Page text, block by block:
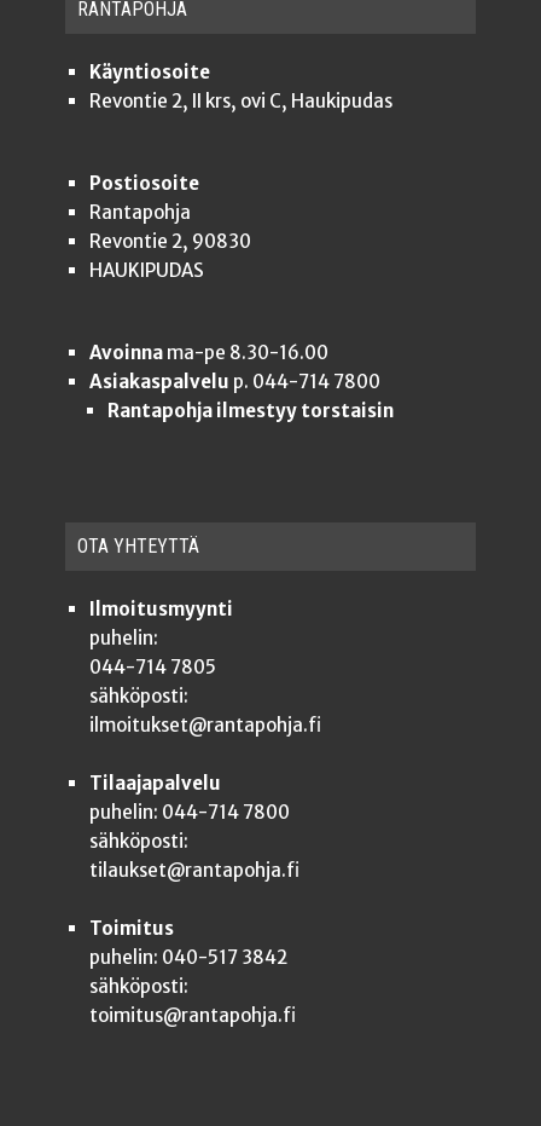
RAN­TA­POH­JA
Käyntiosoite
Revontie 2, II krs, ovi C, Haukipudas
Postiosoite
Rantapohja
Revontie 2, 90830
HAUKIPUDAS
Avoinnama-pe 8.30-16.00
Asiakaspalvelu p. 044-714 7800
Rantapohja ilmestyy torstaisin
OTA YHTEYT­TÄ
Ilmoitusmyynti
puhelin:
044-714 7805
sähköposti:
ilmoitukset@rantapohja.fi
Tilaajapalvelu
puhelin: 044-714 7800
sähköposti:
tilaukset@rantapohja.fi
Toimitus
puhelin: 040-517 3842
sähköposti:
toimitus@rantapohja.fi